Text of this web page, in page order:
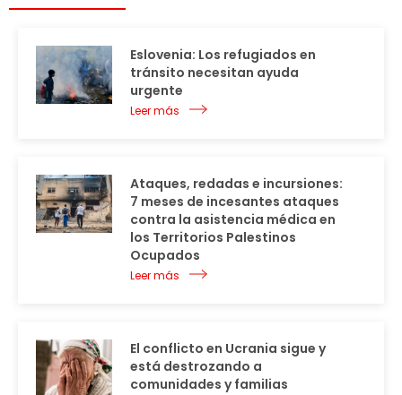
Eslovenia: Los refugiados en
tránsito necesitan ayuda
urgente
Leer más
Ataques, redadas e incursiones:
7 meses de incesantes ataques
contra la asistencia médica en
los Territorios Palestinos
Ocupados
Leer más
El conflicto en Ucrania sigue y
está destrozando a
comunidades y familias